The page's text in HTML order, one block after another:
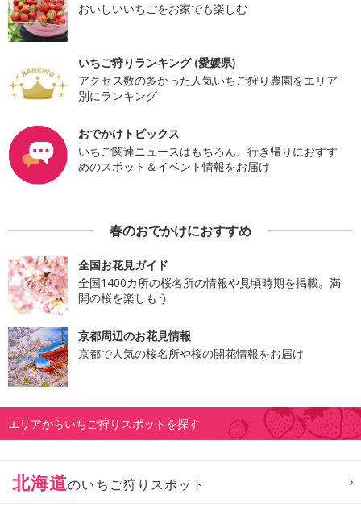
おいしいいちごをお家でも楽しむ
いちご狩りランキング (愛媛県)
アクセス数の多かった人気いちご狩り農園をエリア
別にランキング
おでかけトピックス
いちご関連ニュースはもちろん、行き帰りにおすす
めのスポット＆イベント情報をお届け
春のおでかけにおすすめ
全国お花見ガイド
全国1400カ所の桜名所の情報や見頃時期を掲載。満
開の桜を楽しもう
京都周辺のお花見情報
京都で人気の桜名所や桜の開花情報をお届け
エリアからいちご狩りスポットを探す
北海道のいちご狩りスポット